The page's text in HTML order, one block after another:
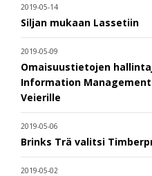
2019-05-14
Siljan mukaan Lassetiin
2019-05-09
Omaisuustietojen
Information Management
Veierille
2019-05-06
Brinks Trä valitsi
2019-05-02